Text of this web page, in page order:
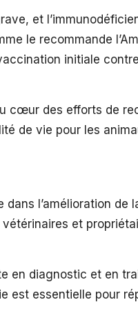
et
le recommande
initiale
cœur des efforts de
de vie pour les
l’amélioration de
et
en diagnostic et en
est essentielle pour